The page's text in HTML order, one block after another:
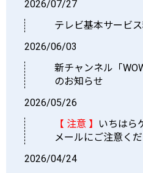
2026/07/27
テレビ基本サービ
2026/06/03
新チャンネル「
のお知らせ
2026/05/26
【 注意 】
いちはら
メールにご注意くだ
2026/04/24